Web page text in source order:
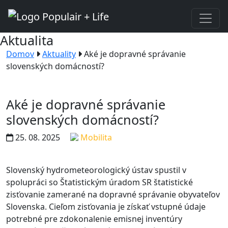
Aktualita
Domov Aktuality
Aké je dopravné správanie
slovenských domácností?
Aké je dopravné správanie
slovenských domácností?
25. 08. 2025 Mobilita
Slovenský hydrometeorologický ústav spustil v
spolupráci so Štatistickým úradom SR štatistické
zisťovanie zamerané na dopravné správanie obyvateľov
Slovenska. Cieľom zisťovania je získať vstupné údaje
potrebné pre zdokonalenie emisnej inventúry